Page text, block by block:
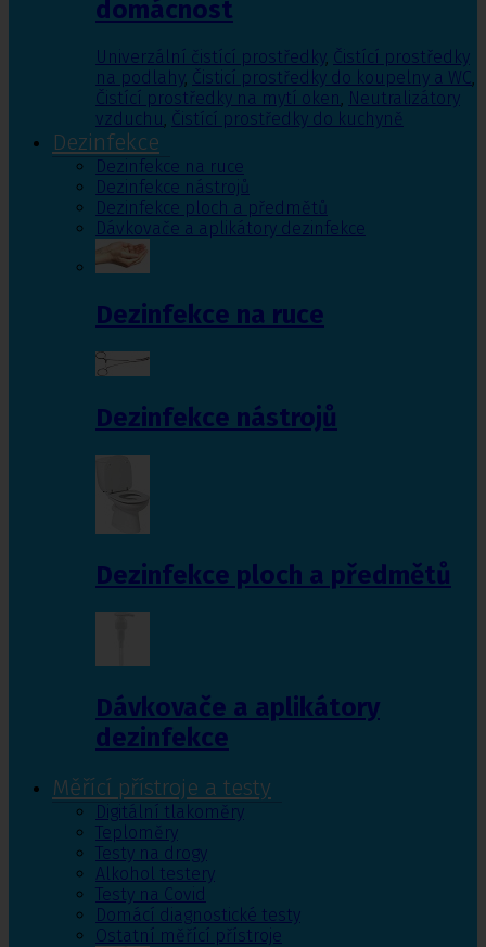
domácnost
Univerzální čistící prostředky, Čistící prostředky
na podlahy, Čisticí prostředky do koupelny a WC,
Čistící prostředky na mytí oken, Neutralizátory
vzduchu, Čistící prostředky do kuchyně
Dezinfekce
Dezinfekce na ruce
Dezinfekce nástrojů
Dezinfekce ploch a předmětů
Dávkovače a aplikátory dezinfekce
Dezinfekce na ruce
Dezinfekce nástrojů
Dezinfekce ploch a předmětů
Dávkovače a aplikátory
dezinfekce
Měřící přístroje a testy
Digitální tlakoměry
Teploměry
Testy na drogy
Alkohol testery
Testy na Covid
Domácí diagnostické testy
Ostatní měřící přístroje